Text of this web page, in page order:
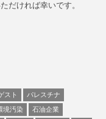
だければ幸いです。
スト
パレスチナ
境汚染 石油企業